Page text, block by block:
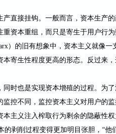
直接挂钩。一般而言，资本生产
资本重组，而只是寄生于用户行
）的旧有想象中，资本主义就像一
寄生性程度更高的形态。反过来
时也是实现资本增殖的过程。为
控不同，监控资本主义对用户的
主义注入榨取行为剩余的隐蔽性权
剥削过程变得更加明目张胆，“